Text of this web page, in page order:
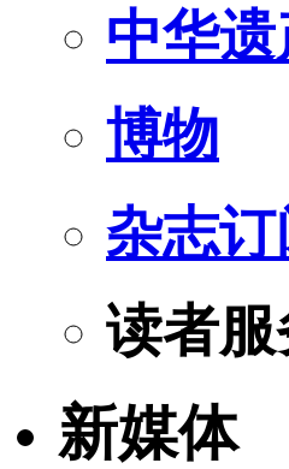
中华
博物
杂志订
读者
新媒体